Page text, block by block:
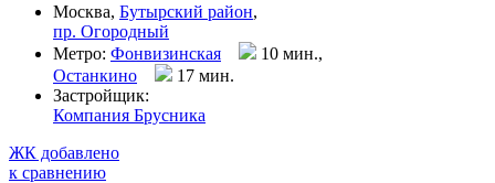
Москва, Бутырский район,
пр. Огородный
Метро: Фонвизинская
10 мин.,
Останкино
17 мин.
Застройщик:
Компания Брусника
ЖК добавлено
к сравнению